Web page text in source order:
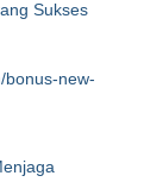
Sukses
bonus-new-